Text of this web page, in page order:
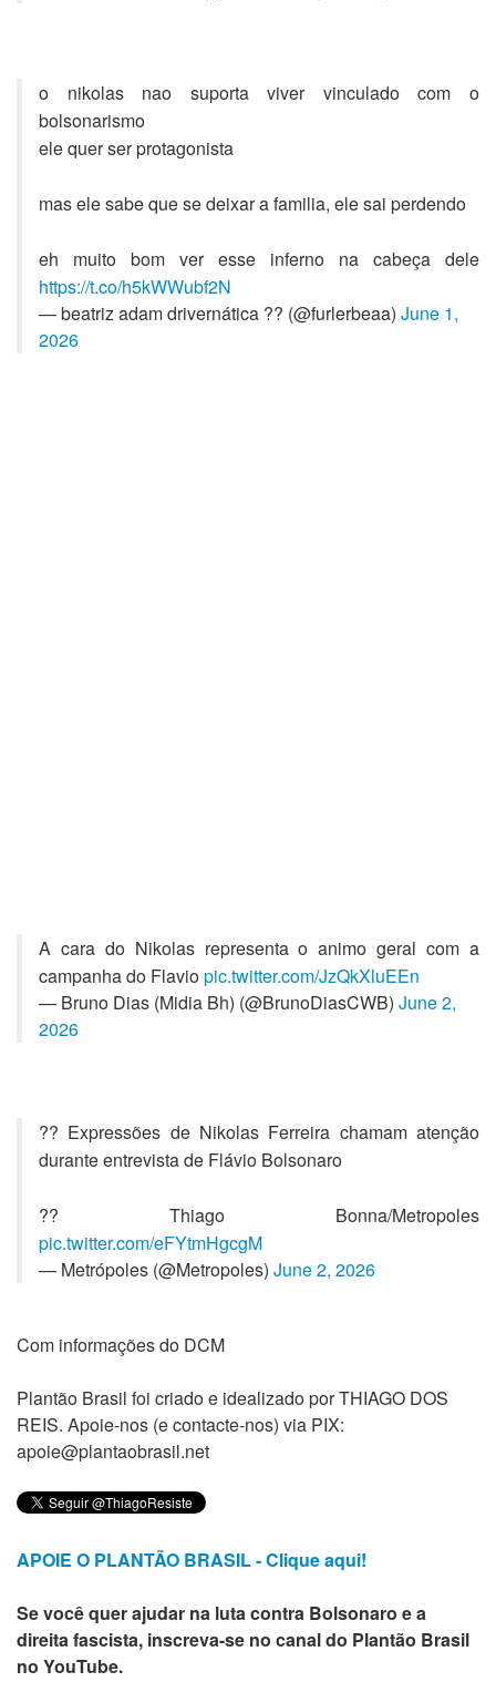
o nikolas nao suporta viver vinculado com o
bolsonarismo
ele quer ser protagonista
mas ele sabe que se deixar a familia, ele sai perdendo
eh muito bom ver esse inferno na cabeça dele
https://t.co/h5kWWubf2N
— beatriz adam drivernática ?? (@furlerbeaa) June 1,
2026
A cara do Nikolas representa o animo geral com a
campanha do Flaviopic.twitter.com/JzQkXluEEn
— Bruno Dias (Midia Bh) (@BrunoDiasCWB) June 2,
2026
?? Expressões de Nikolas Ferreira chamam atenção
durante entrevista de Flávio Bolsonaro
?? Thiago Bonna/Metropoles
pic.twitter.com/eFYtmHgcgM
— Metrópoles (@Metropoles) June 2, 2026
Com informações do DCM
Plantão Brasil foi criado e idealizado por THIAGO DOS
REIS. Apoie-nos (e contacte-nos) via PIX:
apoie@plantaobrasil.net
APOIE O PLANTÃO BRASIL - Clique aqui!
Se você quer ajudar na luta contra Bolsonaro e a
direita fascista, inscreva-se no canal do Plantão Brasil
no YouTube.